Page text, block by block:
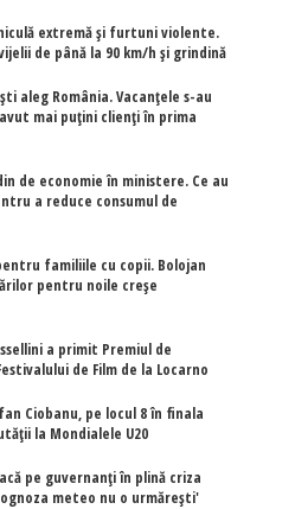
extremă și furtuni violente.
de până la 90 km/h și grindină
aleg România. Vacanțele s-au
mai puțini clienți în prima
de economie în ministere. Ce au
a reduce consumul de
familiile cu copii. Bolojan
pentru noile creșe
a primit Premiul de
de Film de la Locarno
Ciobanu, pe locul 8 în finala
la Mondialele U20
pe guvernanți în plină criza
meteo nu o urmărești'